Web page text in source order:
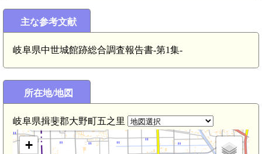
主な参考文献
岐阜県中世城館跡総合調査報告書-第1集-
所在地/地図
岐阜県揖斐郡大野町五之里
美濃 中之元城(2.4km)
+